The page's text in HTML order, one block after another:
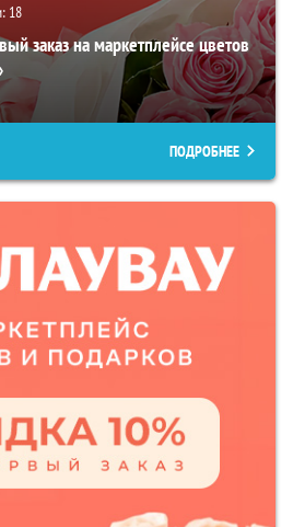
18
заказ на маркетплейсе цветов
ПОДРОБНЕЕ